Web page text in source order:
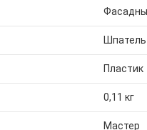
Шпатель
Пластик
0,11 кг
Мастер